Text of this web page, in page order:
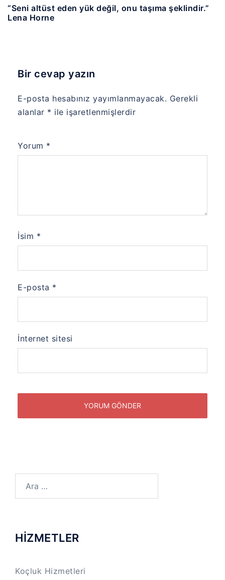
“Seni altüst eden yük değil, onu taşıma şeklindir.”
Lena Horne
Bir cevap yazın
E-posta hesabınız yayımlanmayacak. Gerekli
alanlar * ile işaretlenmişlerdir
Yorum *
İsim *
E-posta *
İnternet sitesi
HİZMETLER
Koçluk Hizmetleri